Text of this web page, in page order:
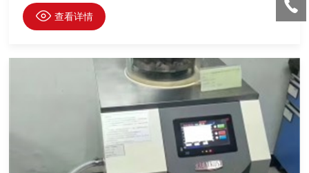
有限的实验室来说，了解影响价格的关键因素，有助于做出更
明智的采购决策。本文将详细分析实验室冻干机价格的主要影
查看详情